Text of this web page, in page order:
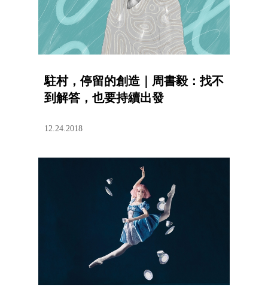
駐村，停留的創造｜周書毅：找不
到解答，也要持續出發
12.24.2018